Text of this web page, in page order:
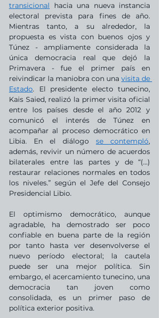
transicional hacia una nueva instancia
electoral prevista para fines de año.
Mientras tanto, a su alrededor, la
propuesta es vista con buenos ojos y
Túnez - ampliamente considerada la
única democracia real que dejó la
Primavera - fue el primer país en
reivindicar la maniobra con una visita de
Estado. El presidente electo tunecino,
Kais Saied, realizó la primer visita oficial
entre los países desde el año 2012 y
comunicó el interés de Túnez en
acompañar al proceso democrático en
Libia. En el diálogo se contempló,
además, revivir un número de acuerdos
bilaterales entre las partes y de “(…)
restaurar relaciones normales en todos
los niveles.” según el Jefe del Consejo
Presidencial Libio.
El optimismo democrático, aunque
agradable, ha demostrado ser poco
confiable en buena parte de la región
por tanto hasta ver desenvolverse el
nuevo período electoral; la cautela
puede ser una mejor política. Sin
embargo, el acercamiento tunecino, una
democracia tan joven como
consolidada, es un primer paso de
política exterior positiva.